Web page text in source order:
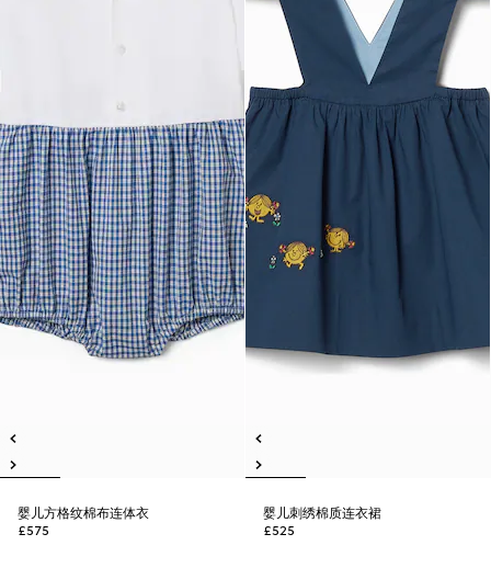
婴儿方格纹棉布连体衣
£575
婴儿刺绣棉质连衣裙
£525